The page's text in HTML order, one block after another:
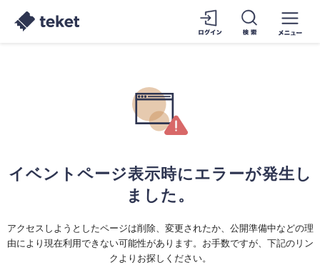
イベントページ表示時にエラーが発生し
ました。
アクセスしようとしたページは削除、変更されたか、公開準備中などの理
由により現在利用できない可能性があります。お手数ですが、下記のリン
クよりお探しください。